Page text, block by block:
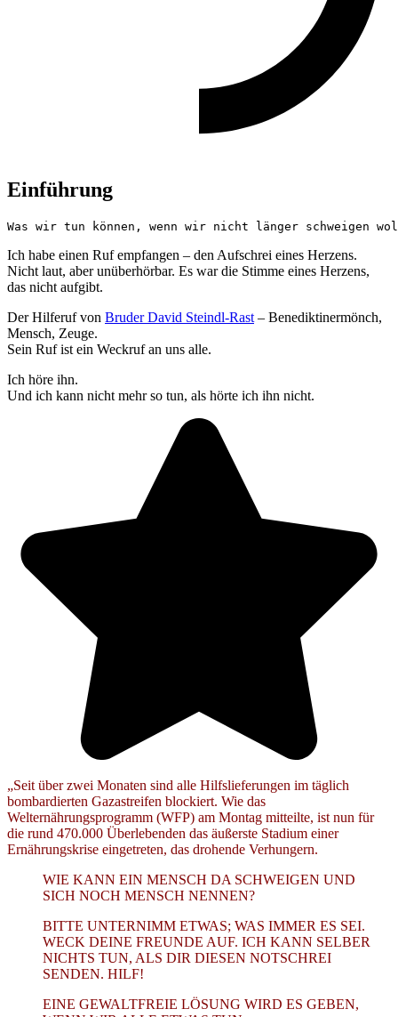
Einführung
Was wir tun können, wenn wir nicht länger schweigen
Ich habe einen Ruf empfangen – den Aufschrei eines Herzens.
Nicht laut, aber unüberhörbar. Es war die Stimme eines Herzens,
das nicht aufgibt.
Der Hilferuf von Bruder David Steindl-Rast – Benediktinermönch,
Mensch, Zeuge.
Sein Ruf ist ein Weckruf an uns alle.
Ich höre ihn.
Und ich kann nicht mehr so tun, als hörte ich ihn nicht.
„Seit über zwei Monaten sind alle Hilfslieferungen im täglich
bombardierten Gazastreifen blockiert. Wie das
Welternährungsprogramm (WFP) am Montag mitteilte, ist nun für
die rund 470.000 Überlebenden das äußerste Stadium einer
Ernährungskrise eingetreten, das drohende Verhungern.
WIE KANN EIN MENSCH DA SCHWEIGEN UND
SICH NOCH MENSCH NENNEN?
BITTE UNTERNIMM ETWAS; WAS IMMER ES SEI.
WECK DEINE FREUNDE AUF. ICH KANN SELBER
NICHTS TUN, ALS DIR DIESEN NOTSCHREI
SENDEN. HILF!
EINE GEWALTFREIE LÖSUNG WIRD ES GEBEN,